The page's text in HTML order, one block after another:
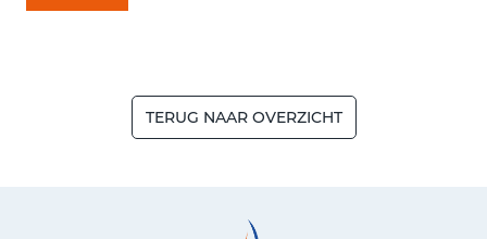
TERUG NAAR OVERZICHT